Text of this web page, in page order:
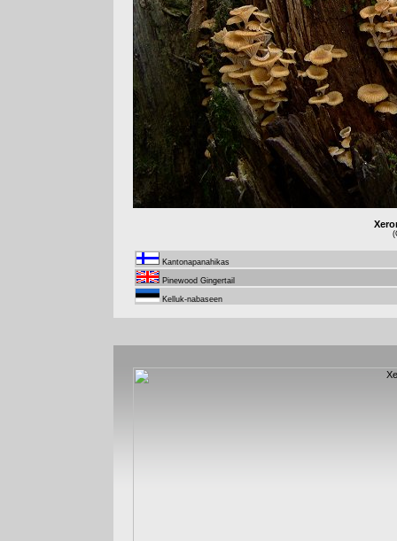
Kantonapanahikas
Pinewood Gingertail
Kelluk-nabaseen